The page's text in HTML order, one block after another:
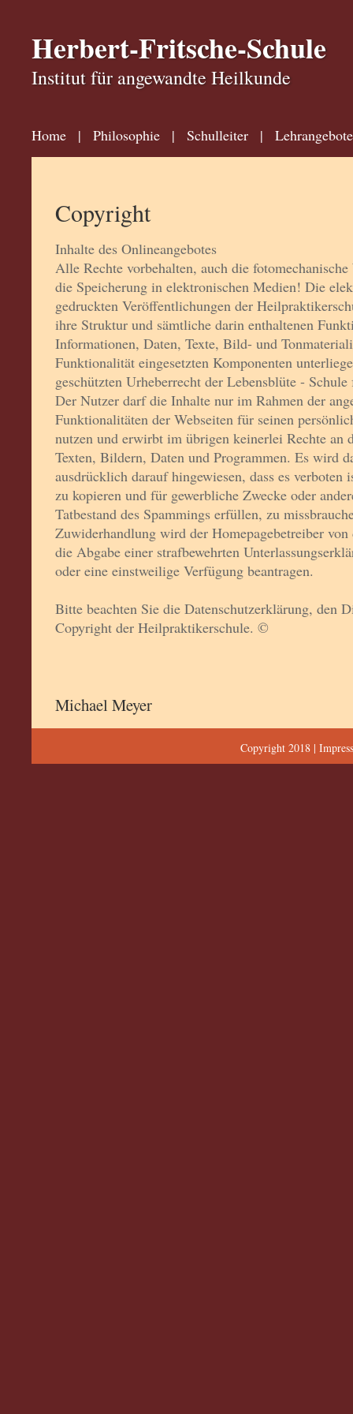
Herbert-Fritsche-Schule
Institut für angewandte Heilkunde
Home| Philosophie| Schulleiter| Lehrangebote
Copyright
Inhalte des Onlineangebotes
Alle Rechte vorbehalten, auch die
die Speicherung in elektronischen Medien! Die
gedruckten Veröffentlichungen der
ihre Struktur und sämtliche darin enthaltenen
Informationen, Daten, Texte, Bild- und
Funktionalität eingesetzten Komponenten
geschützten Urheberrecht der Lebensblüte -
Der Nutzer darf die Inhalte nur im Rahmen der
Funktionalitäten der Webseiten für seinen
nutzen und erwirbt im übrigen keinerlei Rechte an
Texten, Bildern, Daten und Programmen. Es wird
ausdrücklich darauf hingewiesen, dass es verboten
zu kopieren und für gewerbliche Zwecke oder
Tatbestand des Spammings erfüllen, zu
Zuwiderhandlung wird der Homepagebetreiber von
die Abgabe einer strafbewehrten
oder eine einstweilige Verfügung beantragen.
Bitte beachten Sie die Datenschutzerklärung, den
Copyright der Heilpraktikerschule. ©
Michael Meyer
Copyright 2018 |